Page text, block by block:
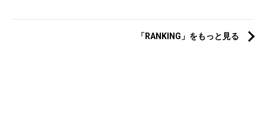
「RANKING」をもっと見る